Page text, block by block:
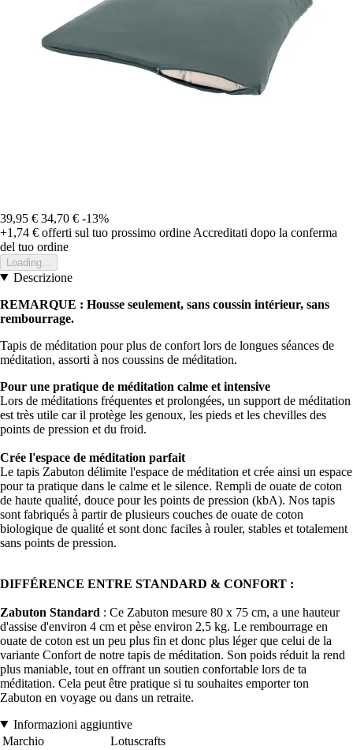
39,95 € 34,70 € -13%
+1,74 € offerti sul tuo prossimo ordine Accreditati dopo la conferma
del tuo ordine
Loading...
Descrizione
REMARQUE : Housse seulement, sans coussin intérieur, sans
rembourrage.
Tapis de méditation pour plus de confort lors de longues séances de
méditation, assorti à nos coussins de méditation.
Pour une pratique de méditation calme et intensive
Lors de méditations fréquentes et prolongées, un support de méditation
est très utile car il protège les genoux, les pieds et les chevilles des
points de pression et du froid.
Crée l'espace de méditation parfait
Le tapis Zabuton délimite l'espace de méditation et crée ainsi un espace
pour ta pratique dans le calme et le silence. Rempli de ouate de coton
de haute qualité, douce pour les points de pression (kbA). Nos tapis
sont fabriqués à partir de plusieurs couches de ouate de coton
biologique de qualité et sont donc faciles à rouler, stables et totalement
sans points de pression.
DIFFÉRENCE ENTRE STANDARD & CONFORT :
Zabuton Standard : Ce Zabuton mesure 80 x 75 cm, a une hauteur
d'assise d'environ 4 cm et pèse environ 2,5 kg. Le rembourrage en
ouate de coton est un peu plus fin et donc plus léger que celui de la
variante Confort de notre tapis de méditation. Son poids réduit la rend
plus maniable, tout en offrant un soutien confortable lors de ta
méditation. Cela peut être pratique si tu souhaites emporter ton
Zabuton en voyage ou dans un retraite.
Informazioni aggiuntive
Marchio
Lotuscrafts